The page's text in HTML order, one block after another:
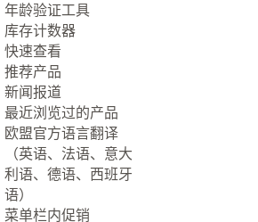
年龄验证工具
库存计数器
快速查看
推荐产品
新闻报道
最近浏览过的产品
欧盟官方语言翻译
（英语、法语、意大
利语、德语、西班牙
语）
菜单栏内促销